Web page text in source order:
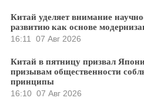
Китай уделяет внимание
развитию как основе
16:11 07 Авг 2026
Китай в пятницу призвал
призывам общественности
принципы
16:10 07 Авг 2026